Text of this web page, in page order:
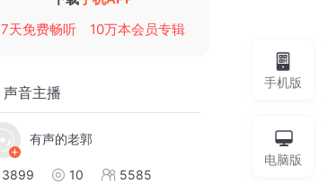
7天免费畅听
10万本会员专辑
声音主播
有声的老郭
3899 10 5585
手机版
电脑版